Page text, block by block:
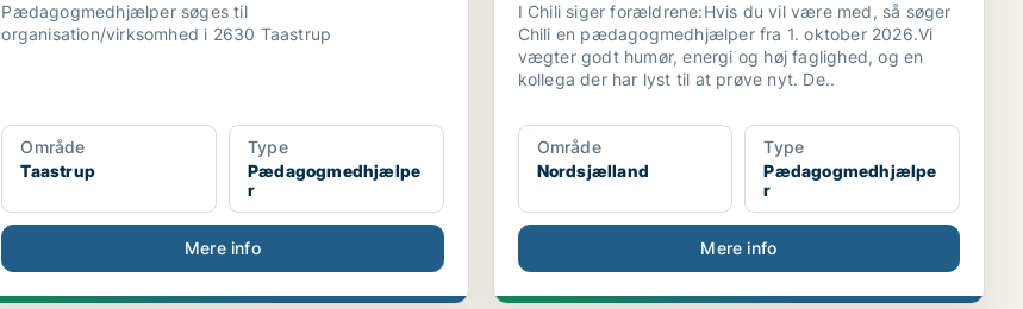
Pædagogmedhjælper søges til
organisation/virksomhed i 2630 Taastrup
Område
Taastrup
Type
Pædagogmedhjælpe
r
Mere info
I Chili siger forældrene:Hvis du vil være med, så søger
Chili en pædagogmedhjælper fra 1. oktober 2026.Vi
vægter godt humør, energi og høj faglighed, og en
kollega der har lyst til at prøve nyt. De..
Område
Nordsjælland
Type
Pædagogmedhjælpe
r
Mere info